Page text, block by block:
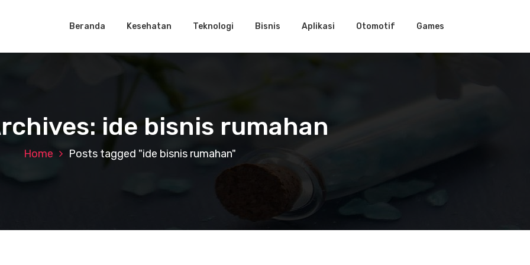
Beranda Kesehatan Teknologi Bisnis Aplikasi Otomotif Games
ide bisnis rumahan
Home Posts tagged "ide bisnis rumahan"